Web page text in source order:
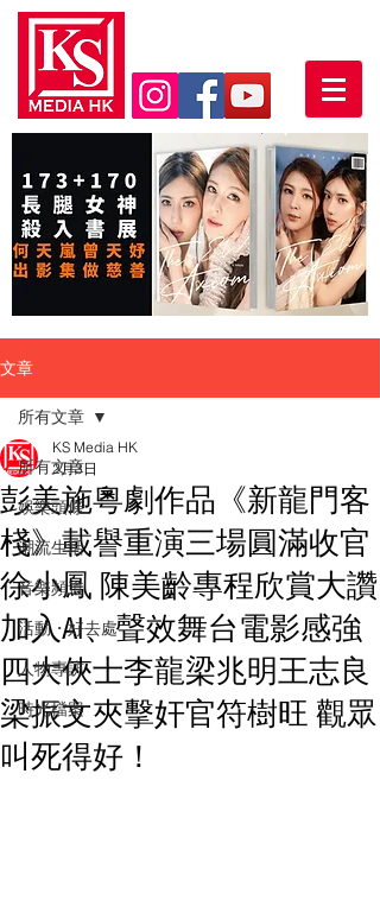
文章
所有文章
娛樂頭條
潮流生活
音樂頻道
活動・好去處
人物專訪
時光檔案
所有文章
彭美施粵劇作品《新龍門客
棧》載譽重演三場圓滿收官
徐小鳳 陳美齡專程欣賞大讚
加入AI、聲效舞台電影感強
四大俠士李龍梁兆明王志良
梁振文夾擊奸官符樹旺 觀眾
叫死得好！
KS Media HK
2月3日